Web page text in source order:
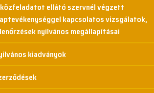
ellátó szervnél végzett
kapcsolatos vizsgálatok,
nyilvános megállapításai
kiadványok